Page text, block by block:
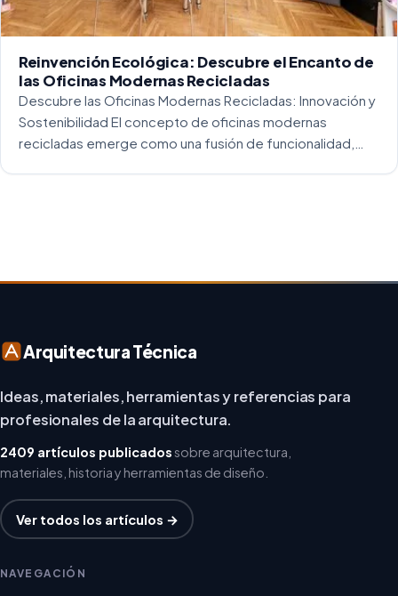
Reinvención Ecológica: Descubre el Encanto de
las Oficinas Modernas Recicladas
Descubre las Oficinas Modernas Recicladas: Innovación y
Sostenibilidad El concepto de oficinas modernas
recicladas emerge como una fusión de funcionalidad,
Arquitectura Técnica
Ideas, materiales, herramientas y referencias para
profesionales de la arquitectura.
2409 artículos publicadossobre arquitectura,
materiales, historia y herramientas de diseño.
Ver todos los artículos →
NAVEGACIÓN